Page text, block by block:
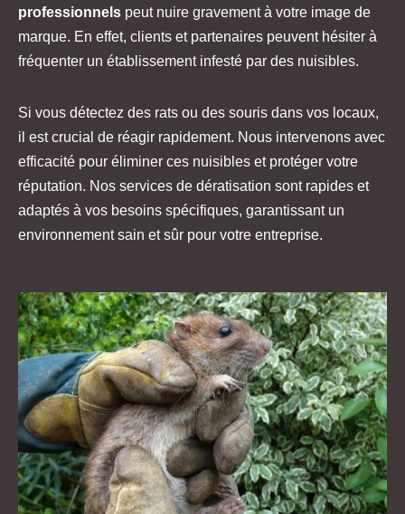
professionnels peut nuire gravement à votre image de
marque. En effet, clients et partenaires peuvent hésiter à
fréquenter un établissement infesté par des nuisibles.
Si vous détectez des rats ou des souris dans vos locaux,
il est crucial de réagir rapidement. Nous intervenons avec
efficacité pour éliminer ces nuisibles et protéger votre
réputation. Nos services de dératisation sont rapides et
adaptés à vos besoins spécifiques, garantissant un
environnement sain et sûr pour votre entreprise.